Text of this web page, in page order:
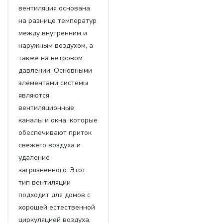
вентиляция основана
на разнице температур
между внутренним и
наружным воздухом, а
также на ветровом
давлении. Основными
элементами системы
являются
вентиляционные
каналы и окна, которые
обеспечивают приток
свежего воздуха и
удаление
загрязненного. Этот
тип вентиляции
подходит для домов с
хорошей естественной
циркуляцией воздуха,